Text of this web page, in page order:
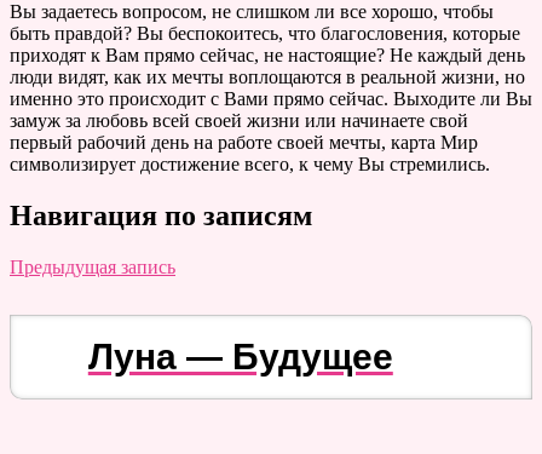
Вы задаетесь вопросом, не слишком ли все хорошо, чтобы
быть правдой? Вы беспокоитесь, что благословения, которые
приходят к Вам прямо сейчас, не настоящие? Не каждый день
люди видят, как их мечты воплощаются в реальной жизни, но
именно это происходит с Вами прямо сейчас. Выходите ли Вы
замуж за любовь всей своей жизни или начинаете свой
первый рабочий день на работе своей мечты, карта Мир
символизирует достижение всего, к чему Вы стремились.
Навигация по записям
Предыдущая запись
Луна — Будущее